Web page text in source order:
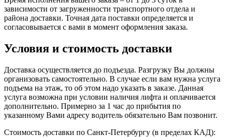
зависимости от загруженности транспортного отдела и
района доставки. Точная дата поставки определяется и
согласовывается с вами в момент оформления заказа.
Условия и стоимость доставки
Доставка осуществляется до подъезда. Разгрузку Вы должны
организовать самостоятельно. В случае если вам нужна услуга
подъема на этаж, то об этом надо указать в заказе. Данная
услуга возможна при условии наличия лифта и оплачивается
дополнительно. Примерно за 1 час до прибытия по
указанному Вами адресу водитель обязательно Вам позвонит.
Стоимость доставки по Санкт-Петербургу (в пределах КАД):